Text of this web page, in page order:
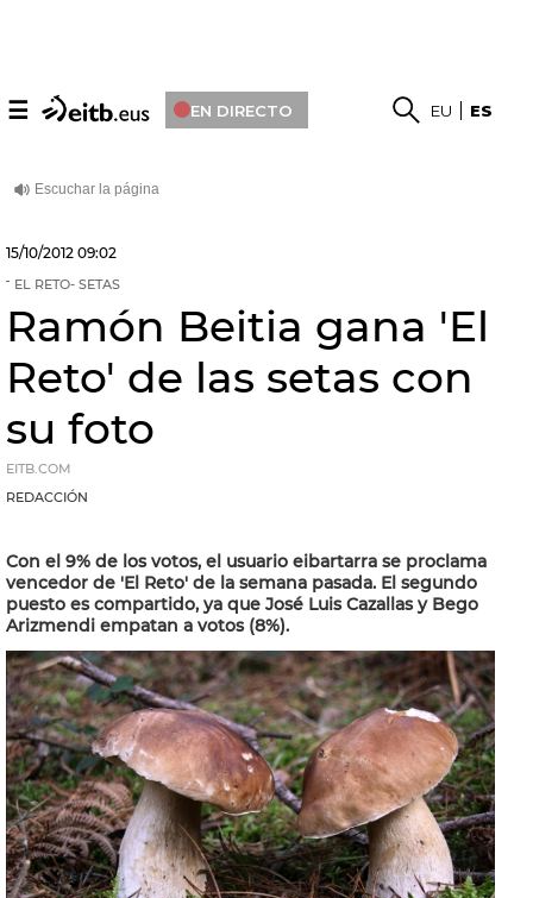
☰ EN DIRECTO EU ES
15/10/2012 09:02
EL RETO- SETAS
Ramón Beitia gana 'El
Reto' de las setas con
su foto
EITB.COM
REDACCIÓN
Con el 9% de los votos, el usuario eibartarra se proclama
vencedor de 'El Reto' de la semana pasada. El segundo
puesto es compartido, ya que José Luis Cazallas y Bego
Arizmendi empatan a votos (8%).